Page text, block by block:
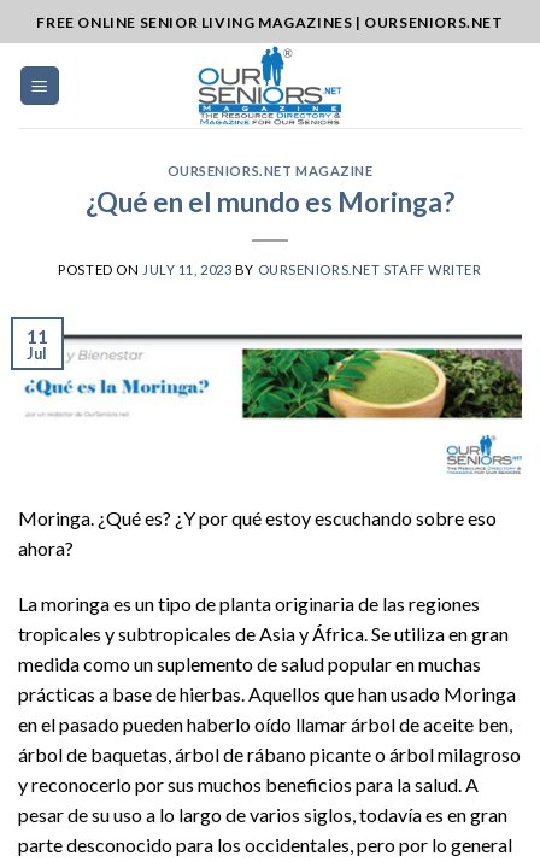
to
content
FREE ONLINE SENIOR LIVING MAGAZINES | OURSENIORS.NET
OURSENIORS.NET MAGAZINE
¿Qué en el mundo es Moringa?
POSTED ON JULY 11, 2023 BY OURSENIORS.NET STAFF WRITER
11
Jul
Moringa. ¿Qué es? ¿Y por qué estoy escuchando sobre eso
ahora?
La moringa es un tipo de planta originaria de las regiones
tropicales y subtropicales de Asia y África. Se utiliza en gran
medida como un suplemento de salud popular en muchas
prácticas a base de hierbas. Aquellos que han usado Moringa
en el pasado pueden haberlo oído llamar árbol de aceite ben,
árbol de baquetas, árbol de rábano picante o árbol milagroso
y reconocerlo por sus muchos beneficios para la salud. A
pesar de su uso a lo largo de varios siglos, todavía es en gran
parte desconocido para los occidentales, pero por lo general